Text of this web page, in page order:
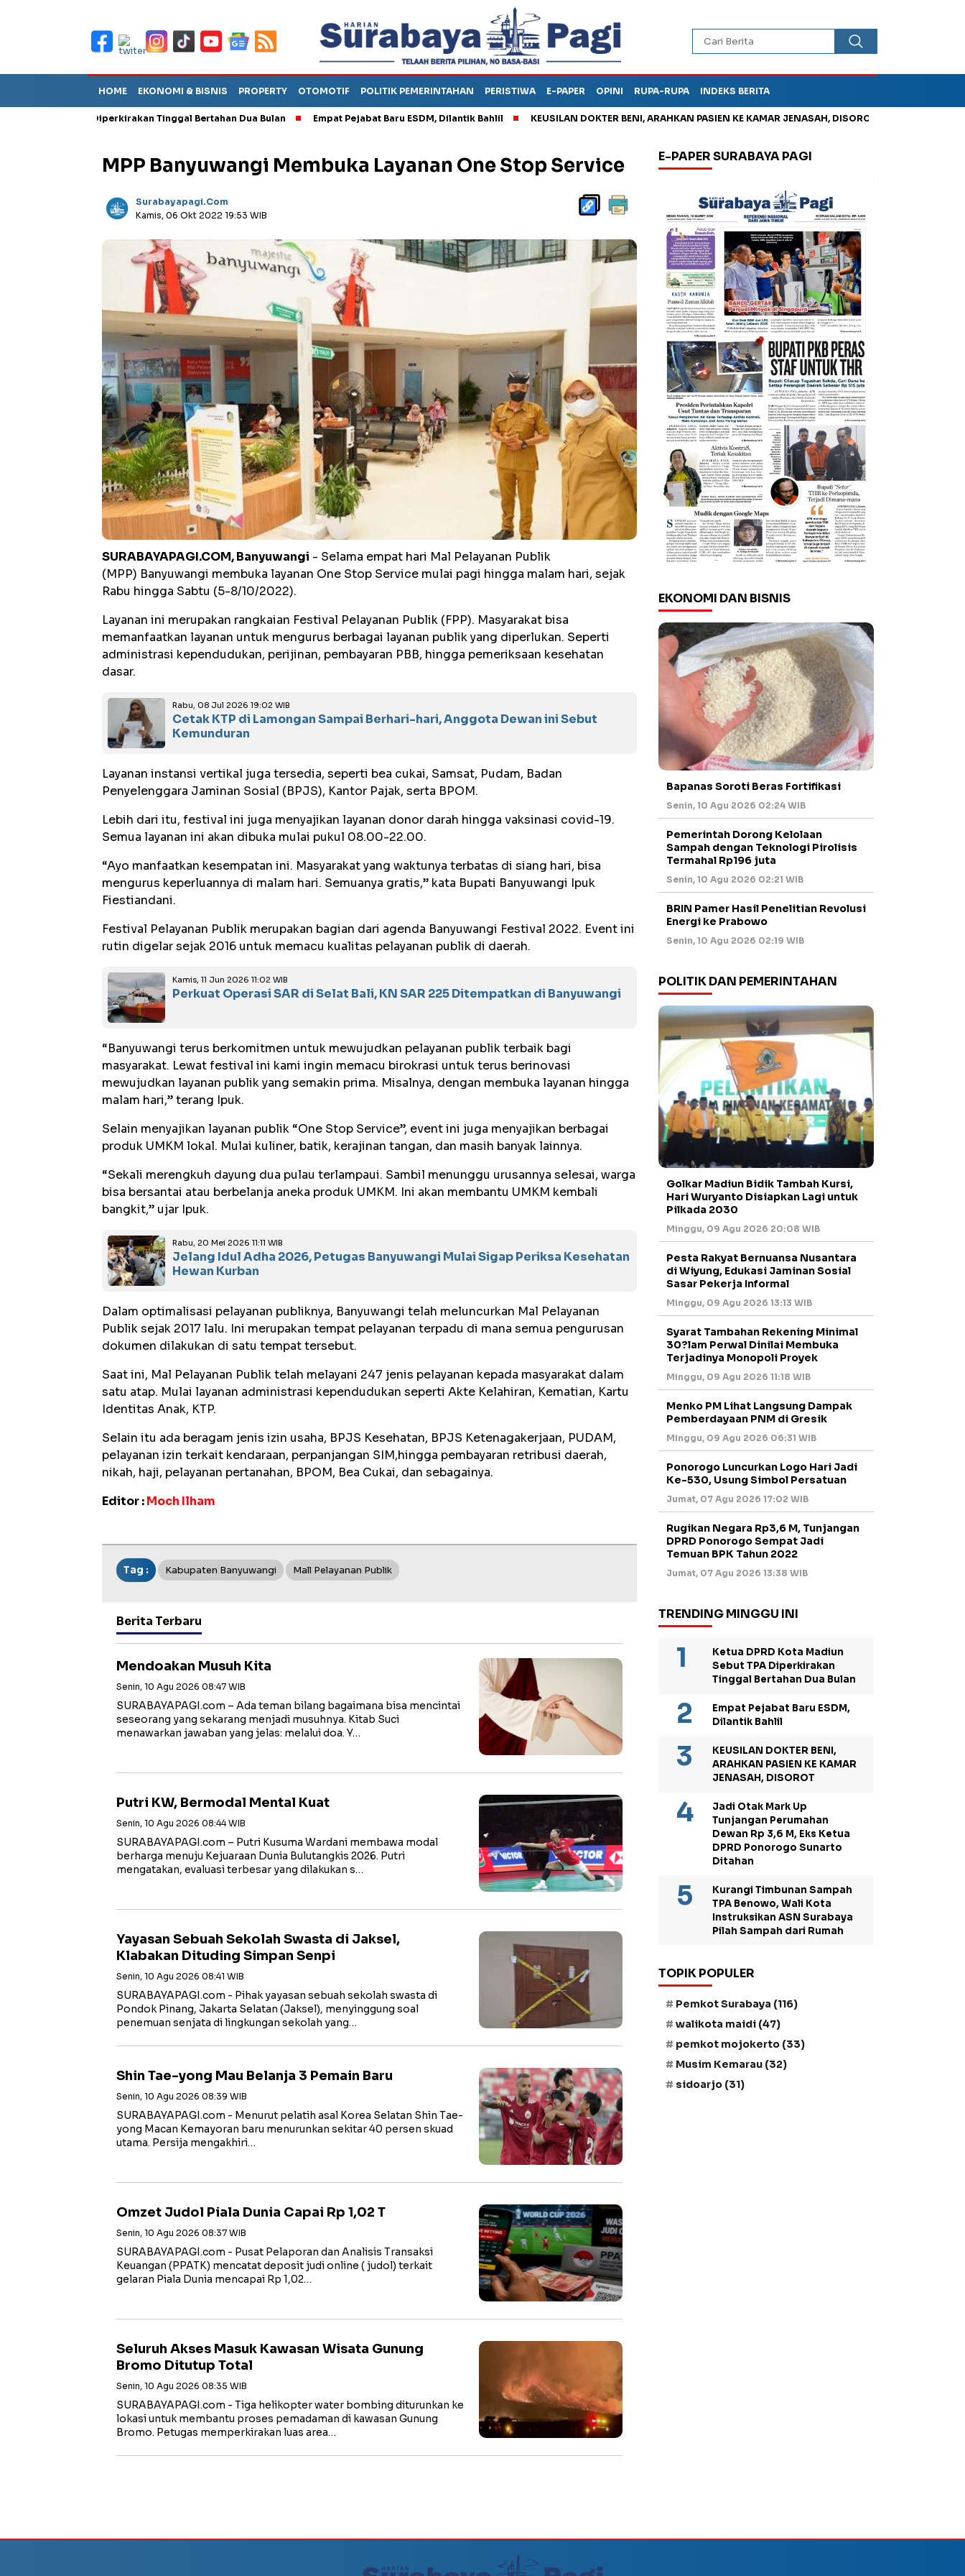
HOME EKONOMI & BISNIS PROPERTY OTOMOTIF POLITIK PEMERINTAHAN PERISTIWA E-PAPER OPINI RUPA-RUPA INDEKS BERITA
TPA Diperkirakan Tinggal Bertahan Dua Bulan Empat Pejabat Baru ESDM, Dilantik Bahlil KEUSILAN DOKTER BENI, ARAHKAN PASIEN KE KAMAR JENASAH, DISOROT Jadi Otak Mark Up
MPP Banyuwangi Membuka Layanan One Stop Service
Surabayapagi.com
Kamis, 06 Okt 2022 19:53 WIB
SURABAYAPAGI.COM, Banyuwangi - Selama empat hari Mal Pelayanan Publik
(MPP) Banyuwangi membuka layanan One Stop Service mulai pagi hingga malam hari, sejak
Rabu hingga Sabtu (5-8/10/2022).
Layanan ini merupakan rangkaian Festival Pelayanan Publik (FPP). Masyarakat bisa
memanfaatkan layanan untuk mengurus berbagai layanan publik yang diperlukan. Seperti
administrasi kependudukan, perijinan, pembayaran PBB, hingga pemeriksaan kesehatan
dasar.
Rabu, 08 Jul 2026 19:02 WIB
Cetak KTP di Lamongan Sampai Berhari-hari, Anggota Dewan ini Sebut
Kemunduran
Layanan instansi vertikal juga tersedia, seperti bea cukai, Samsat, Pudam, Badan
Penyelenggara Jaminan Sosial (BPJS), Kantor Pajak, serta BPOM.
Lebih dari itu, festival ini juga menyajikan layanan donor darah hingga vaksinasi covid-19.
Semua layanan ini akan dibuka mulai pukul 08.00-22.00.
“Ayo manfaatkan kesempatan ini. Masyarakat yang waktunya terbatas di siang hari, bisa
mengurus keperluannya di malam hari. Semuanya gratis,” kata Bupati Banyuwangi Ipuk
Fiestiandani.
Festival Pelayanan Publik merupakan bagian dari agenda Banyuwangi Festival 2022. Event ini
rutin digelar sejak 2016 untuk memacu kualitas pelayanan publik di daerah.
Kamis, 11 Jun 2026 11:02 WIB
Perkuat Operasi SAR di Selat Bali, KN SAR 225 Ditempatkan di Banyuwangi
“Banyuwangi terus berkomitmen untuk mewujudkan pelayanan publik terbaik bagi
masyarakat. Lewat festival ini kami ingin memacu birokrasi untuk terus berinovasi
mewujudkan layanan publik yang semakin prima. Misalnya, dengan membuka layanan hingga
malam hari,” terang Ipuk.
Selain menyajikan layanan publik “One Stop Service”, event ini juga menyajikan berbagai
produk UMKM lokal. Mulai kuliner, batik, kerajinan tangan, dan masih banyak lainnya.
“Sekali merengkuh dayung dua pulau terlampaui. Sambil menunggu urusannya selesai, warga
bisa bersantai atau berbelanja aneka produk UMKM. Ini akan membantu UMKM kembali
bangkit,” ujar Ipuk.
Rabu, 20 Mei 2026 11:11 WIB
Jelang Idul Adha 2026, Petugas Banyuwangi Mulai Sigap Periksa Kesehatan
Hewan Kurban
Dalam optimalisasi pelayanan publiknya, Banyuwangi telah meluncurkan Mal Pelayanan
Publik sejak 2017 lalu. Ini merupakan tempat pelayanan terpadu di mana semua pengurusan
dokumen dilakukan di satu tempat tersebut.
Saat ini, Mal Pelayanan Publik telah melayani 247 jenis pelayanan kepada masyarakat dalam
satu atap. Mulai layanan administrasi kependudukan seperti Akte Kelahiran, Kematian, Kartu
Identitas Anak, KTP.
Selain itu ada beragam jenis izin usaha, BPJS Kesehatan, BPJS Ketenagakerjaan, PUDAM,
pelayanan izin terkait kendaraan, perpanjangan SIM,hingga pembayaran retribusi daerah,
nikah, haji, pelayanan pertanahan, BPOM, Bea Cukai, dan sebagainya.
Editor :Moch Ilham
Tag : Kabupaten Banyuwangi Mall Pelayanan Publik
Berita Terbaru
Mendoakan Musuh Kita
Senin, 10 Agu 2026 08:47 WIB
SURABAYAPAGI.com – Ada teman bilang bagaimana bisa mencintai
seseorang yang sekarang menjadi musuhnya. Kitab Suci
menawarkan jawaban yang jelas: melalui doa. Y…
Putri KW, Bermodal Mental Kuat
Senin, 10 Agu 2026 08:44 WIB
SURABAYAPAGI.com – Putri Kusuma Wardani membawa modal
berharga menuju Kejuaraan Dunia Bulutangkis 2026. Putri
mengatakan, evaluasi terbesar yang dilakukan s…
Yayasan Sebuah Sekolah Swasta di Jaksel,
Klabakan Dituding Simpan Senpi
Senin, 10 Agu 2026 08:41 WIB
SURABAYAPAGI.com - Pihak yayasan sebuah sekolah swasta di
Pondok Pinang, Jakarta Selatan (Jaksel), menyinggung soal
penemuan senjata di lingkungan sekolah yang…
Shin Tae-yong Mau Belanja 3 Pemain Baru
Senin, 10 Agu 2026 08:39 WIB
SURABAYAPAGI.com - Menurut pelatih asal Korea Selatan Shin Tae-
yong Macan Kemayoran baru menurunkan sekitar 40 persen skuad
utama. Persija mengakhiri…
Omzet Judol Piala Dunia Capai Rp 1,02 T
Senin, 10 Agu 2026 08:37 WIB
SURABAYAPAGI.com - Pusat Pelaporan dan Analisis Transaksi
Keuangan (PPATK) mencatat deposit judi online ( judol) terkait
gelaran Piala Dunia mencapai Rp 1,02…
Seluruh Akses Masuk Kawasan Wisata Gunung
Bromo Ditutup Total
Senin, 10 Agu 2026 08:35 WIB
SURABAYAPAGI.com - Tiga helikopter water bombing diturunkan ke
lokasi untuk membantu proses pemadaman di kawasan Gunung
Bromo. Petugas memperkirakan luas area…
E-PAPER SURABAYA PAGI
EKONOMI DAN BISNIS
Bapanas Soroti Beras Fortifikasi
Senin, 10 Agu 2026 02:24 WIB
Pemerintah Dorong Kelolaan
Sampah dengan Teknologi Pirolisis
Termahal Rp196 juta
Senin, 10 Agu 2026 02:21 WIB
BRIN Pamer Hasil Penelitian Revolusi
Energi ke Prabowo
Senin, 10 Agu 2026 02:19 WIB
POLITIK DAN PEMERINTAHAN
Golkar Madiun Bidik Tambah Kursi,
Hari Wuryanto Disiapkan Lagi untuk
Pilkada 2030
Minggu, 09 Agu 2026 20:08 WIB
Pesta Rakyat Bernuansa Nusantara
di Wiyung, Edukasi Jaminan Sosial
Sasar Pekerja Informal
Minggu, 09 Agu 2026 13:13 WIB
Syarat Tambahan Rekening Minimal
30?lam Perwal Dinilai Membuka
Terjadinya Monopoli Proyek
Minggu, 09 Agu 2026 11:18 WIB
Menko PM Lihat Langsung Dampak
Pemberdayaan PNM di Gresik
Minggu, 09 Agu 2026 06:31 WIB
Ponorogo Luncurkan Logo Hari Jadi
Ke-530, Usung Simbol Persatuan
Jumat, 07 Agu 2026 17:02 WIB
Rugikan Negara Rp3,6 M, Tunjangan
DPRD Ponorogo Sempat Jadi
Temuan BPK Tahun 2022
Jumat, 07 Agu 2026 13:38 WIB
TRENDING MINGGU INI
Ketua DPRD Kota Madiun
Sebut TPA Diperkirakan
Tinggal Bertahan Dua Bulan
Empat Pejabat Baru ESDM,
Dilantik Bahlil
KEUSILAN DOKTER BENI,
ARAHKAN PASIEN KE KAMAR
JENASAH, DISOROT
Jadi Otak Mark Up
Tunjangan Perumahan
Dewan Rp 3,6 M, Eks Ketua
DPRD Ponorogo Sunarto
Ditahan
Kurangi Timbunan Sampah
TPA Benowo, Wali Kota
Instruksikan ASN Surabaya
Pilah Sampah dari Rumah
TOPIK POPULER
Pemkot Surabaya (116)
walikota maidi (47)
pemkot mojokerto (33)
Musim Kemarau (32)
sidoarjo (31)